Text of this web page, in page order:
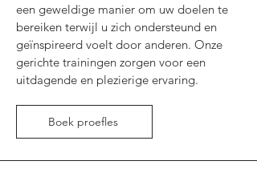
een geweldige manier om uw doelen te
bereiken terwijl u zich ondersteund en
geïnspireerd voelt door anderen. Onze
gerichte trainingen zorgen voor een
uitdagende en plezierige ervaring.
Boek proefles